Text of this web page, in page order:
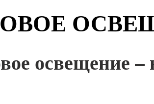
освещение